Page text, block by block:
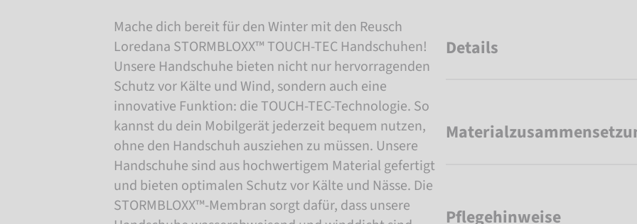
Mache dich bereit für den Winter mit den Reusch
Loredana STORMBLOXX™ TOUCH-TEC Handschuhen!
Unsere Handschuhe bieten nicht nur hervorragenden
Schutz vor Kälte und Wind, sondern auch eine
innovative Funktion: die TOUCH-TEC-Technologie. So
kannst du dein Mobilgerät jederzeit bequem nutzen,
ohne den Handschuh ausziehen zu müssen. Unsere
Handschuhe sind aus hochwertigem Material gefertigt
und bieten optimalen Schutz vor Kälte und Nässe. Die
STORMBLOXX™-Membran sorgt dafür, dass unsere
Details
Pflegehinweise